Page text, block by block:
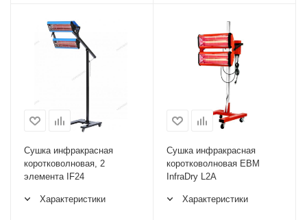
Сушка инфракрасная
коротковолновая, 2
элемента IF24
Характеристики
Сушка инфракрасная
коротковолновая ЕВМ
InfraDry L2A
Характеристики